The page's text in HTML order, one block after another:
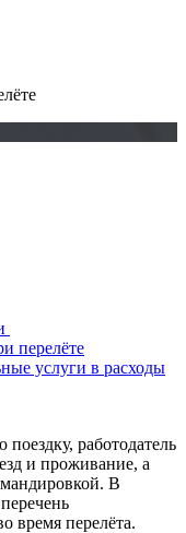
перелёте
услуги в расходы
работодатель
и проживание, а
В
время перелёта.